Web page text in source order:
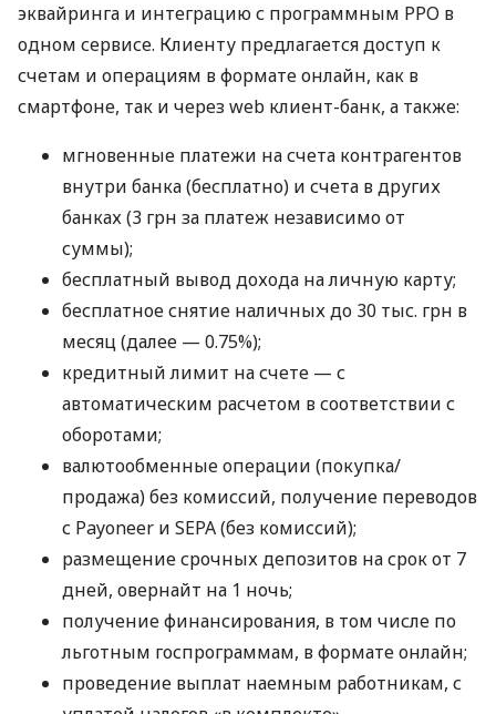
эквайринга и интеграцию с программным РРО в
одном сервисе. Клиенту предлагается доступ к
счетам и операциям в формате онлайн, как в
смартфоне, так и через web клиент-банк, а также:
мгновенные платежи на счета контрагентов
внутри банка (бесплатно) и счета в других
банках (3 грн за платеж независимо от
суммы);
бесплатный вывод дохода на личную карту;
бесплатное снятие наличных до 30 тыс. грн в
месяц (далее — 0.75%);
кредитный лимит на счете — с
автоматическим расчетом в соответствии с
оборотами;
валютообменные операции (покупка/
продажа) без комиссий, получение переводов
с Payoneer и SEPA (без комиссий);
размещение срочных депозитов на срок от 7
дней, овернайт на 1 ночь;
получение финансирования, в том числе по
льготным госпрограммам, в формате онлайн;
проведение выплат наемным работникам, с